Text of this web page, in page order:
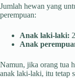
Jumlah hewan yang
perempuan:
Anak laki-laki:
Anak
Namun, jika orang tua
anak laki-laki, itu tetap